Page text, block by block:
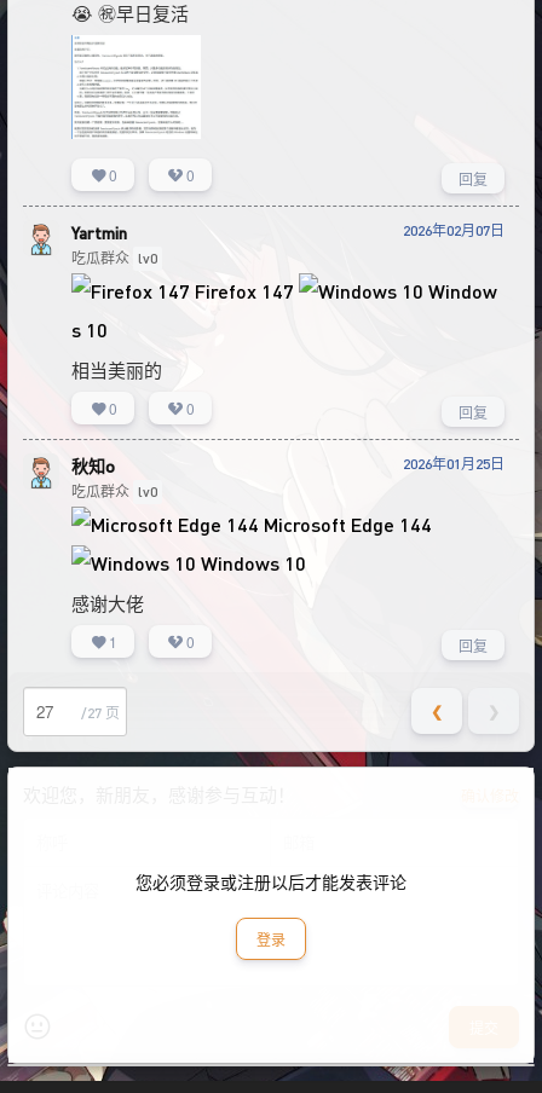
😭 ㊗早日复活
0 0 回复
Yartmin
吃瓜群众 lv0
2026年02月07日
Firefox 147
Window
s 10
相当美丽的
0 0 回复
秋知o
吃瓜群众 lv0
2026年01月25日
Microsoft Edge 144
Windows 10
感谢大佬
1 0 回复
/27 页 ❮ ❯
您必须登录或注册以后才能发表评论
登录